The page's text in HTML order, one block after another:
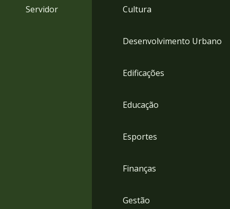
Servidor Cultura
Desenvolvimento Urbano
Edificações
Educação
Esportes
Finanças
Gestão